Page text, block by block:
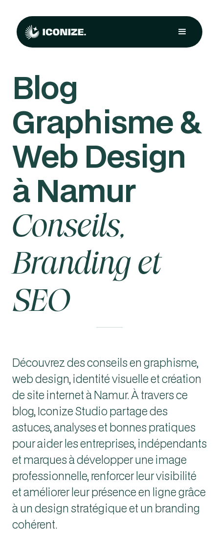
Blog
Graphisme &
Web Design
à Namur
Conseils,
Branding et
SEO
Découvrez des conseils en graphisme,
web design, identité visuelle et création
de site internet à Namur. À travers ce
blog, Iconize Studio partage des
astuces, analyses et bonnes pratiques
pour aider les entreprises, indépendants
et marques à développer une image
professionnelle, renforcer leur visibilité
et améliorer leur présence en ligne grâce
à un design stratégique et un branding
cohérent.